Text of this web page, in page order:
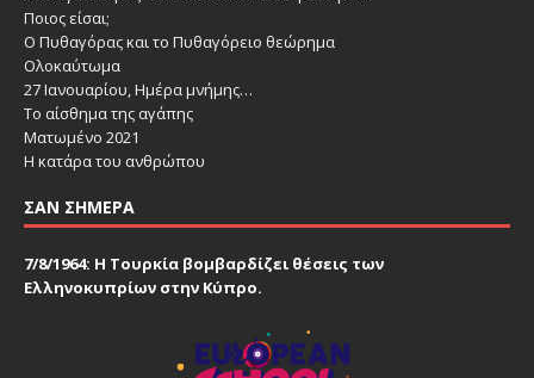
Ποιος είσαι;
Ο Πυθαγόρας και το Πυθαγόρειο θεώρημα
Ολοκαύτωμα
27 Ιανουαρίου, Ημέρα μνήμης…
Το αίσθημα της αγάπης
Ματωμένο 2021
Η κατάρα του ανθρώπου
ΣΑΝ ΣΉΜΕΡΑ
7/8/1964: Η Τουρκία βομβαρδίζει θέσεις των
Ελληνοκυπρίων στην Κύπρο.